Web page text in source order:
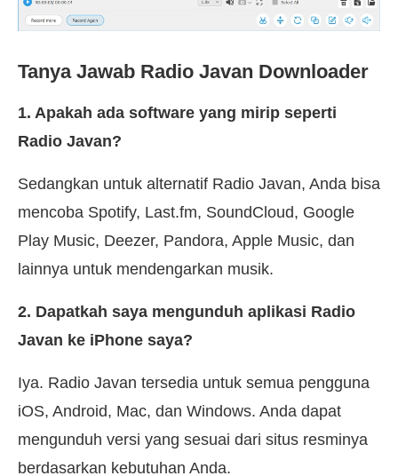
Tanya Jawab Radio Javan Downloader
1. Apakah ada software yang mirip seperti
Radio Javan?
Sedangkan untuk alternatif Radio Javan, Anda bisa
mencoba Spotify, Last.fm, SoundCloud, Google
Play Music, Deezer, Pandora, Apple Music, dan
lainnya untuk mendengarkan musik.
2. Dapatkah saya mengunduh aplikasi Radio
Javan ke iPhone saya?
Iya. Radio Javan tersedia untuk semua pengguna
iOS, Android, Mac, dan Windows. Anda dapat
mengunduh versi yang sesuai dari situs resminya
berdasarkan kebutuhan Anda.